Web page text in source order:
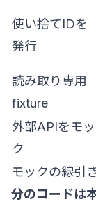
使い捨てIDを
発行
読み取り専用
fixture
外部APIをモッ
ク
モックの線引
分のコードは